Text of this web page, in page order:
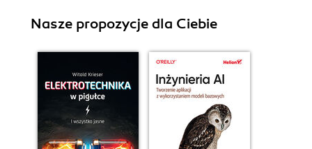
Nasze propozycje dla Ciebie